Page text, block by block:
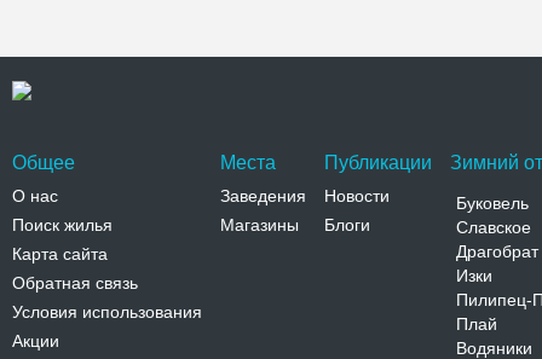
Общее
О нас
Поиск жилья
Карта сайта
Обратная связь
Условия использования
Акции
Места
Заведения
Магазины
Публикации
Новости
Блоги
Зимний
Буковель
Славское
Драгобрат
Изки
Пилипец-
Плай
Водяники